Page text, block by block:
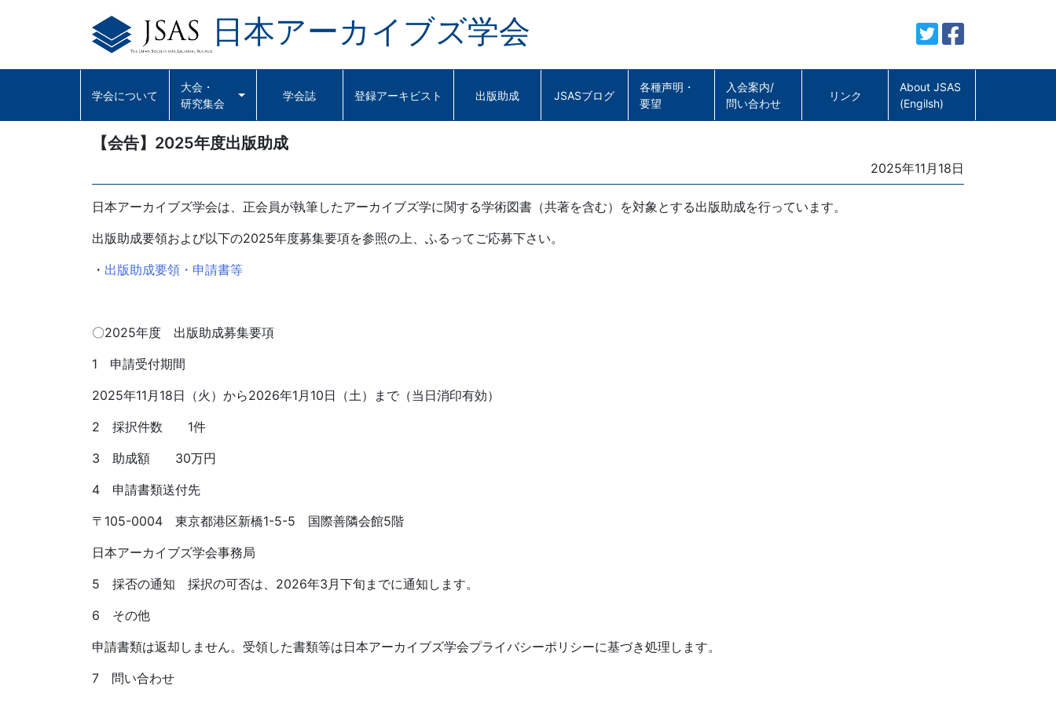
日本アーカイブズ学会
学会について
大会・
研究集会
学会誌 登録アーキビスト 出版助成 JSASブログ
各種声明・
要望
入会案内/
問い合わせ
リンク
About JSAS
(Engilsh)
【会告】2025年度出版助成
Posted
on
2025年11月18日
日本アーカイブズ学会は、正会員が執筆したアーカイブズ学に関する学術図書（共著を含む）を対象とする出版助成を行っています。
出版助成要領および以下の2025年度募集要項を参照の上、ふるってご応募下さい。
・ 出版助成要領・申請書等
〇2025年度 出版助成募集要項
1 申請受付期間
2025年11月18日（火）から2026年1月10日（土）まで（当日消印有効）
2 採択件数 1件
3 助成額 30万円
4 申請書類送付先
〒105-0004 東京都港区新橋1-5-5 国際善隣会館5階
日本アーカイブズ学会事務局
5 採否の通知 採択の可否は、2026年3月下旬までに通知します。
6 その他
申請書類は返却しません。受領した書類等は日本アーカイブズ学会プライバシーポリシーに基づき処理します。
7 問い合わせ